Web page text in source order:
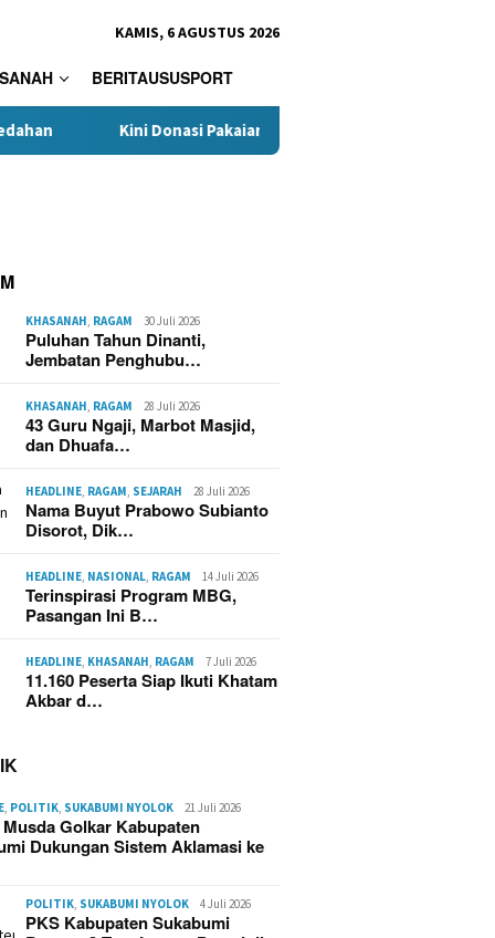
KAMIS, 6 AGUSTUS 2026
BERITAUSUSPORT
Kini Donasi Pakaian untuk Korban Kebakaran Kasepuhan Cipta
KHASANAH, RAGAM 30 Juli 2026
Puluhan Tahun Dinanti,
Jembatan Penghubu…
KHASANAH, RAGAM 28 Juli 2026
43 Guru Ngaji, Marbot Masjid,
dan Dhuafa…
HEADLINE, RAGAM, SEJARAH 28 Juli 2026
Nama Buyut Prabowo Subianto
Disorot, Dik…
HEADLINE, NASIONAL, RAGAM 14 Juli 2026
Terinspirasi Program MBG,
Pasangan Ini B…
HEADLINE, KHASANAH, RAGAM 7 Juli 2026
11.160 Peserta Siap Ikuti Khatam
Akbar d…
, POLITIK, SUKABUMI NYOLOK 21 Juli 2026
Golkar Kabupaten
Dukungan Sistem Aklamasi ke
POLITIK, SUKABUMI NYOLOK 4 Juli 2026
PKS Kabupaten Sukabumi